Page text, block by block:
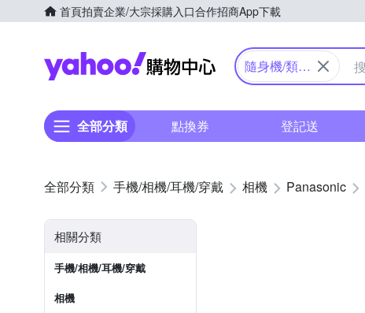
首頁拍賣企業/大宗採購入口合作招商App下載
Yahoo購物中心
隨身機/類單
全部分類 點換券 登記送
手機/相機/耳機/穿戴 相機 Panasonic
相關分類
手機/相機/耳機/穿戴
相機